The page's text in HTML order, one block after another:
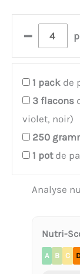
–
1 pack de
3 flacons
violet, noir)
250
1 potde
Analyse
Nutri-
A B C